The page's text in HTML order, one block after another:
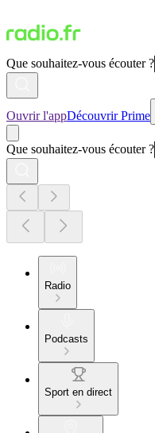
Que souhaitez-vous écouter ?
Ouvrir l'appDécouvrir Prime
Que souhaitez-vous écouter ?
Radio
Podcasts
Sport en direct